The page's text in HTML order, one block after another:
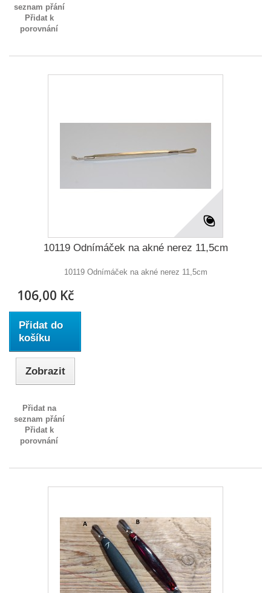
seznam přání
Přidat k
porovnání
10119 Odnímáček na akné nerez 11,5cm
10119 Odnímáček na akné nerez 11,5cm
106,00 Kč
Přidat do
košíku
Zobrazit
Přidat na
seznam přání
Přidat k
porovnání